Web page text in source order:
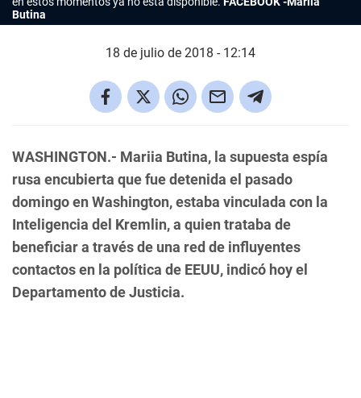
Butina
18 de julio de 2018 - 12:14
WASHINGTON.- Mariia Butina, la supuesta espía
rusa encubierta que fue detenida el pasado
domingo en Washington, estaba vinculada con la
Inteligencia del Kremlin, a quien trataba de
beneficiar a través de una red de influyentes
contactos en la política de EEUU, indicó hoy el
Departamento de Justicia.